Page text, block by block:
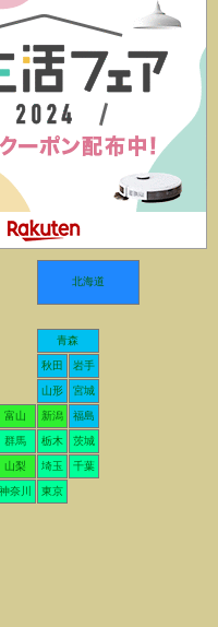
北海道
青森
秋田 岩手
山形 宮城
富山 新潟 福島
群馬 栃木 茨城
山梨 埼玉 千葉
神奈川 東京